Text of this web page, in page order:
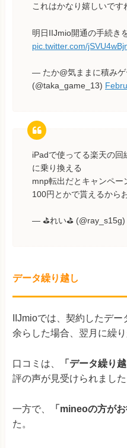
これはかなり嬉しいです
明日IIJmio開通の手続き
pic.twitter.com/
— たか@気ままに積みゲ
(@taka_game_13)
iPadで使ってる楽天の
に乗り換える
mnp転出だとキャンペ
100円とかで貰えるから
— ⛳️れい⛳️ (@ray_s15g)
データ繰り越し
IIJmioでは、契約したデ
余らした場合、翌月に繰
口コミは、 「データ繰り
評の声が見受けられました
一方で、 「mineoの方がお
た。